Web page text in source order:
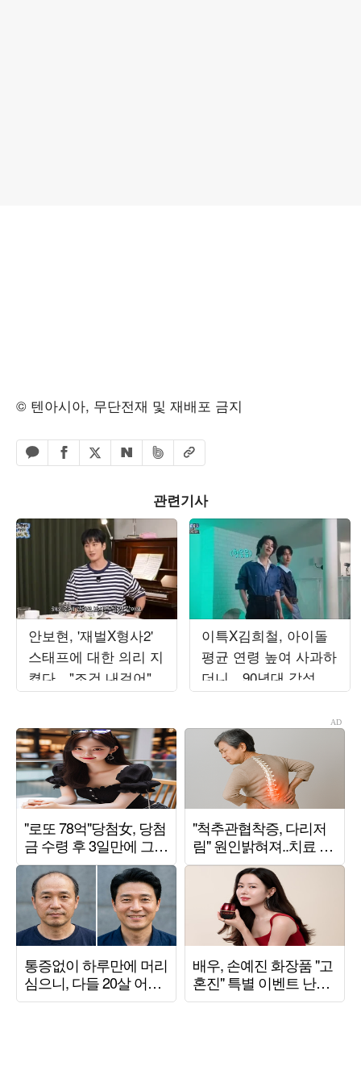
© 텐아시아, 무단전재 및 재배포 금지
카카오톡 공유하기
페이스북 공유하기
엑스 공유하기
네이버 공유하기
밴드 공유하기
URL복사
관련기사
안보현, '재벌X형사2'
스태프에 대한 의리 지
켰다…"조건 내걸어"
상남자 면모 ('목요일
이특X김희철, 아이돌
평균 연령 높여 사과하
더니…90년대 감성 재
해석 ('트기트기 이특')